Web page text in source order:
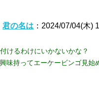
君の名は ：2024/07/04(木)
けるわけにいかないかな？
味持ってエーケービンゴ見